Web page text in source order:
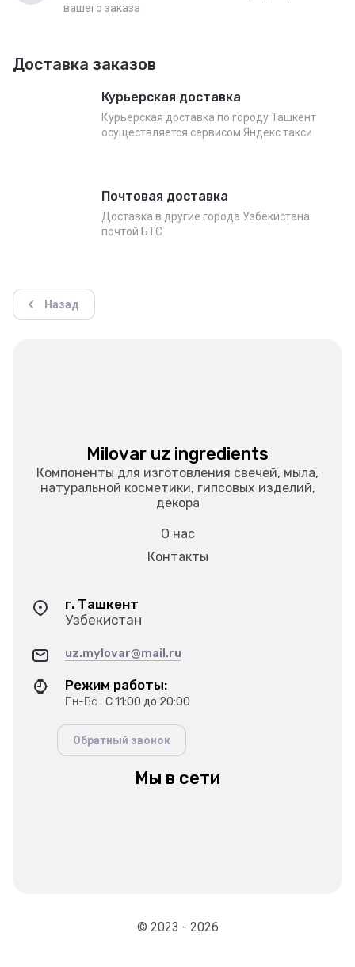
вашего заказа
Доставка заказов
Курьерская доставка
Курьерская доставка по городу Ташкент
осуществляется сервисом Яндекс такси
Почтовая доставка
Доставка в другие города Узбекистана
почтой БТС
Назад
Milovar uz ingredients
Компоненты для изготовления свечей, мыла,
натуральной косметики, гипсовых изделий,
декора
О нас
Контакты
г. Ташкент
Узбекистан
uz.mylovar@mail.ru
Режим работы:
Пн-Вс С 11:00 до 20:00
Обратный звонок
Мы в сети
© 2023 - 2026